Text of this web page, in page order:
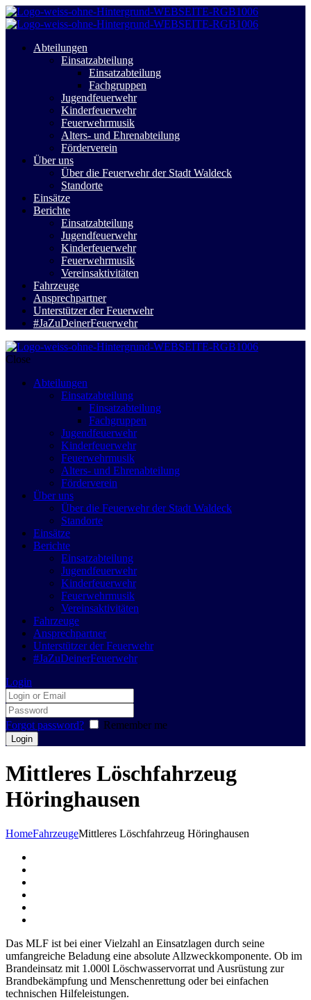
Abteilungen
Einsatzabteilung
Einsatzabteilung
Fachgruppen
Jugendfeuerwehr
Kinderfeuerwehr
Feuerwehrmusik
Alters- und Ehrenabteilung
Förderverein
Über uns
Über die Feuerwehr der Stadt Waldeck
Standorte
Einsätze
Berichte
Einsatzabteilung
Jugendfeuerwehr
Kinderfeuerwehr
Feuerwehrmusik
Vereinsaktivitäten
Fahrzeuge
Ansprechpartner
Unterstützer der Feuerwehr
#JaZuDeinerFeuerwehr
Close
Abteilungen
Einsatzabteilung
Einsatzabteilung
Fachgruppen
Jugendfeuerwehr
Kinderfeuerwehr
Feuerwehrmusik
Alters- und Ehrenabteilung
Förderverein
Über uns
Über die Feuerwehr der Stadt Waldeck
Standorte
Einsätze
Berichte
Einsatzabteilung
Jugendfeuerwehr
Kinderfeuerwehr
Feuerwehrmusik
Vereinsaktivitäten
Fahrzeuge
Ansprechpartner
Unterstützer der Feuerwehr
#JaZuDeinerFeuerwehr
Login
Forgot password? Remember me
Mittleres Löschfahrzeug
Höringhausen
HomeFahrzeugeMittleres Löschfahrzeug Höringhausen
Das MLF ist bei einer Vielzahl an Einsatzlagen durch seine
umfangreiche Beladung eine absolute Allzweckkomponente. Ob im
Brandeinsatz mit 1.000l Löschwasservorrat und Ausrüstung zur
Brandbekämpfung und Menschenrettung oder bei einfachen
technischen Hilfeleistungen.